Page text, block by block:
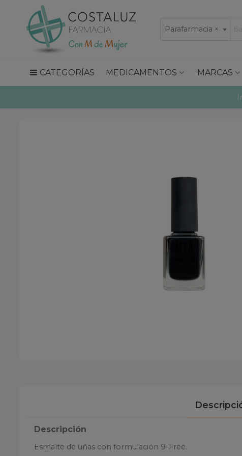
×
Parafarmacia
CATEGORÍAS MEDICAMENTOS MARCAS
Descripción
Esmalte de uñas con formulación 9-Free.